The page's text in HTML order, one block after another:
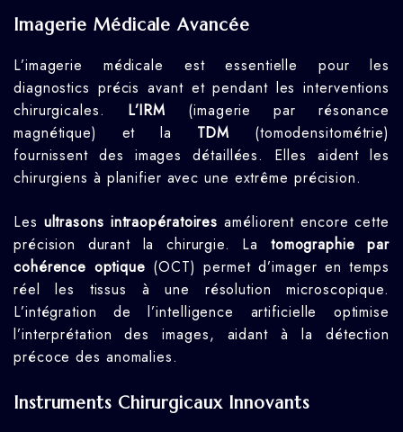
Imagerie Médicale Avancée
L’imagerie médicale est essentielle pour les
diagnostics précis avant et pendant les interventions
chirurgicales. L’IRM (imagerie par résonance
magnétique) et la TDM (tomodensitométrie)
fournissent des images détaillées. Elles aident les
chirurgiens à planifier avec une extrême précision.
Les ultrasons intraopératoires améliorent encore cette
précision durant la chirurgie. La tomographie par
cohérence optique (OCT) permet d’imager en temps
réel les tissus à une résolution microscopique.
L’intégration de l’intelligence artificielle optimise
l’interprétation des images, aidant à la détection
précoce des anomalies.
Instruments Chirurgicaux Innovants